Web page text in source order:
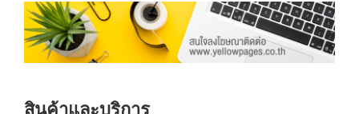
สินค้าและบริการ